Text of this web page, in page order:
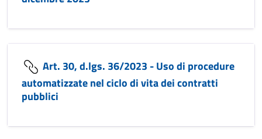
Art. 30, d.lgs. 36/2023 - Uso di procedure
automatizzate nel ciclo di vita dei contratti
pubblici